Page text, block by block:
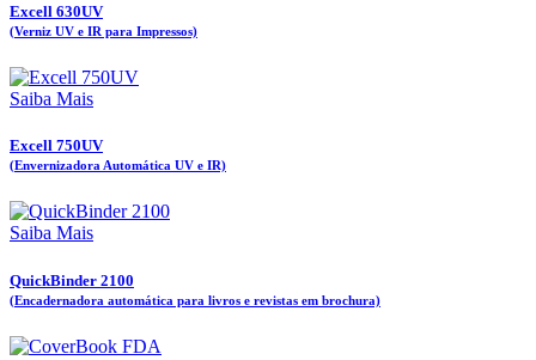
Excell 630UV
(Verniz UV e IR para Impressos)
Saiba Mais
Excell 750UV
(Envernizadora Automática UV e IR)
Saiba Mais
QuickBinder 2100
(Encadernadora automática para livros e revistas em brochura)